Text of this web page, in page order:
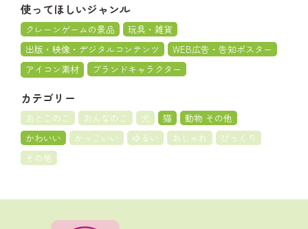
使ってほしいジャンル
クレーンゲームの景品
玩具・雑貨
出版・映像・デジタルコンテンツ
WEB広告・告知ポスター
アイコン素材
ブランドキャラクター
カテゴリー
おとこのこ おんなのこ 犬 猫
動物 その他
かわいい
かっこいい ゆるい おしゃれ
びっくり
その他